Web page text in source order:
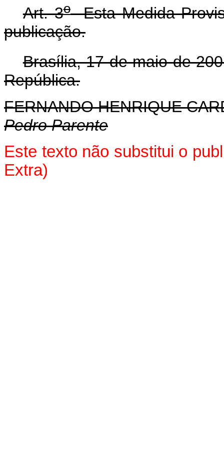
Art. 3oEsta Medida
publicação.
Brasília, 17 de maio de
República.
FERNANDO HENRIQUE
Pedro Parente
Este texto não substitui o
Extra)